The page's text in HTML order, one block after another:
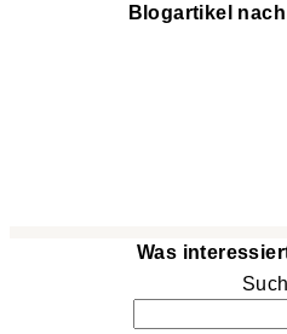
Blogartikel
Was